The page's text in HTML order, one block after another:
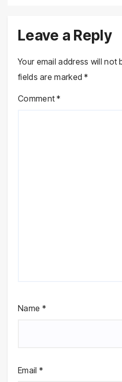
Leave a Reply
Your email address will not
fields are marked*
Comment*
Name *
Email *